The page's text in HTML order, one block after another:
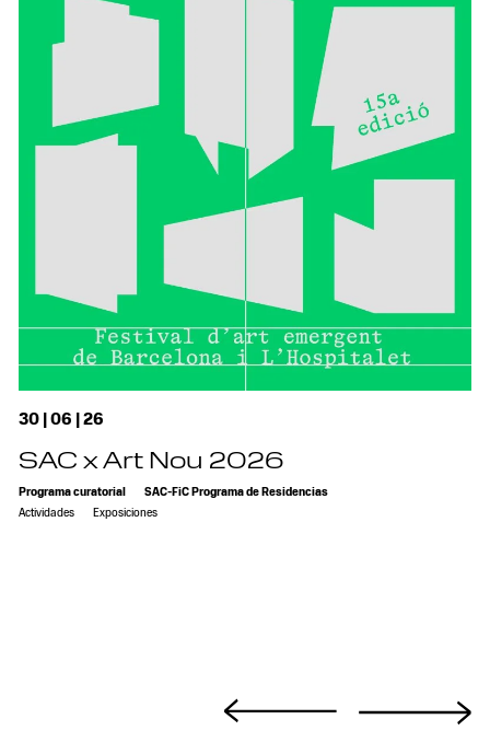
30 | 06 | 26
SAC x Art Nou 2026
Programa curatorial
SAC-FiC Programa de Residencias
Actividades
Exposiciones